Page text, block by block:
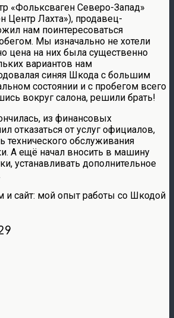
«Фольксваген Северо-Запад»
Центр Лахта»), продавец-
нам поинтересоваться
Мы изначально не хотели
цена на них была существенно
вариантов нам
синяя Шкода с большим
состоянии и с пробегом всего
вокруг салона, решили брать!
из финансовых
отказаться от услуг официалов,
технического обслуживания
А ещё начал вносить в машину
устанавливать дополнительное
и сайт: мой опыт работы со Шкодой